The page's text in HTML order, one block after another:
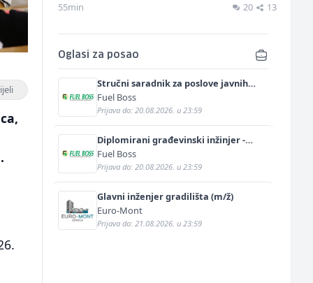
55min 20 13
Oglasi za posao
Stručni saradnik za poslove javnih
nabavki (m/ž)
Fuel Boss
Prijava do: 20.08.2026. u 23:59
Diplomirani građevinski inžinjer -
hidrotehnički smjer (m/ž)
Fuel Boss
Prijava do: 20.08.2026. u 23:59
Glavni inženjer gradilišta (m/ž)
Euro-Mont
Prijava do: 21.08.2026. u 23:59